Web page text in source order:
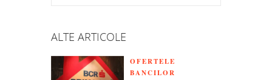
ALTE ARTICOLE
OFERTELE
BANCILOR